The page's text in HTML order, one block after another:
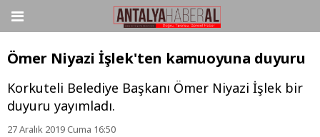
Ömer Niyazi İşlek'ten kamuoyuna duyuru
Korkuteli Belediye Başkanı Ömer Niyazi İşlek bir
duyuru yayımladı.
27 Aralık 2019 Cuma 16:50